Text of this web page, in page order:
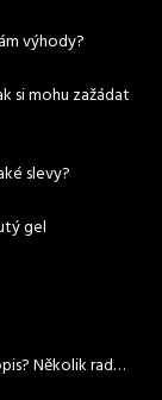
výhody?
si mohu zažádat
slevy?
gel
Několik rad…